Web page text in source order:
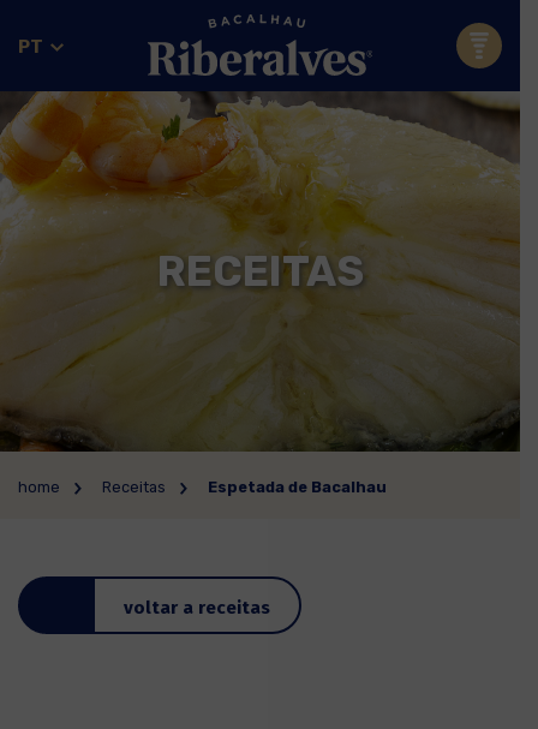
PT
RECEITAS
home Receitas Espetada de Bacalhau
voltar a receitas